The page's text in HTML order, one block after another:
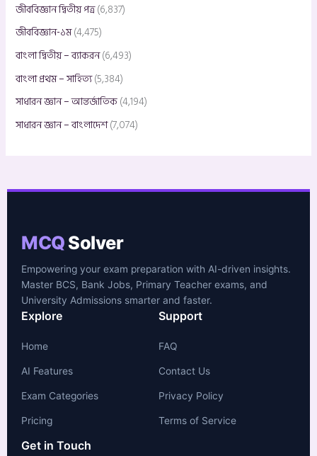
জীববিজ্ঞান দ্বিতীয় পত্র(6,837)
জীববিজ্ঞান-১ম(4,475)
বাংলা দ্বিতীয় – ব্যাকরন(6,493)
বাংলা প্রথম – সাহিত্য(5,384)
সাধারন জ্ঞান – আন্তর্জাতিক(4,194)
সাধারন জ্ঞান – বাংলাদেশ(7,074)
MCQSolver
Empowering your exam preparation with AI-driven insights.
Master BCS, Bank Jobs, Primary Teacher exams, and
University Admissions smarter and faster.
Explore
Home
AI Features
Exam Categories
Pricing
Support
FAQ
Contact Us
Privacy Policy
Terms of Service
Get in Touch